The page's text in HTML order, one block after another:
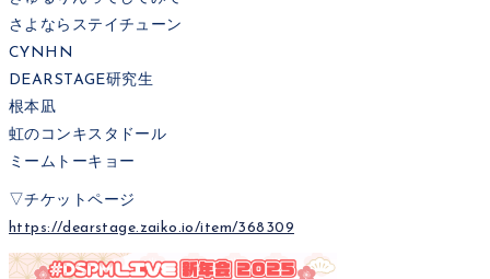
さよならステイチューン
CYNHN
DEARSTAGE研究生
根本凪
虹のコンキスタドール
ミームトーキョー
▽チケットページ
https://dearstage.zaiko.io/item/368309